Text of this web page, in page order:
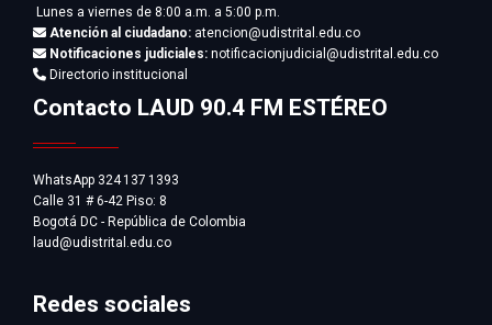
Lunes a viernes de 8:00 a.m. a 5:00 p.m.
Atención al ciudadano: atencion@udistrital.edu.co
Notificaciones judiciales: notificacionjudicial@udistrital.edu.co
Directorio institucional
Contacto LAUD 90.4 FM ESTÉREO
WhatsApp 324 137 1393
Calle 31 # 6-42 Piso: 8
Bogotá DC - República de Colombia
laud@udistrital.edu.co
Redes sociales